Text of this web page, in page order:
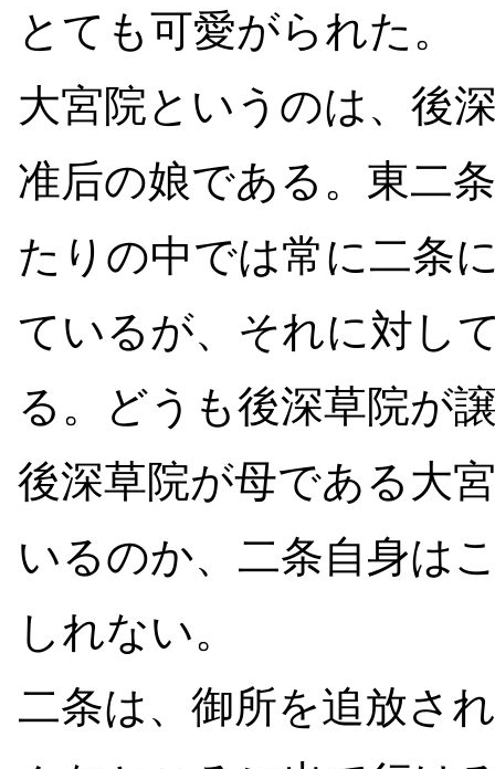
とても可愛がられた。
大宮院というのは、後
准后の娘である。東二
たりの中では常に二条
ているが、それに対し
る。どうも後深草院が
後深草院が母である大
いるのか、二条自身は
しれない。
二条は、御所を追放さ